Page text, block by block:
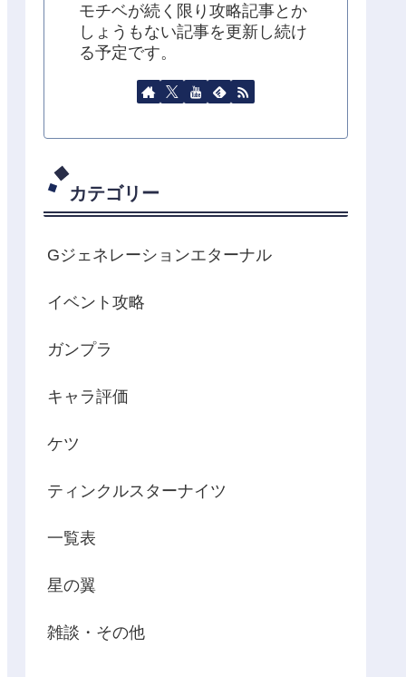
モチベが続く限り攻略記事とか
しょうもない記事を更新し続け
る予定です。
カテゴリー
Gジェネレーションエターナル
イベント攻略
ガンプラ
キャラ評価
ケツ
ティンクルスターナイツ
一覧表
星の翼
雑談・その他